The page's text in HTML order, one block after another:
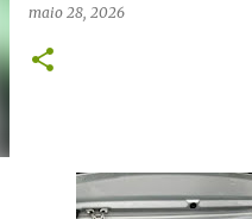
maio 28, 2026